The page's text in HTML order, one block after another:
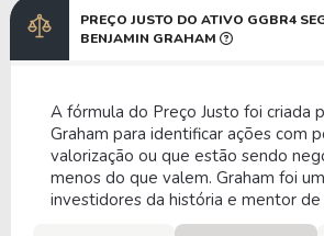
PREÇO JUSTO DO ATIVO GGBR4
BENJAMIN GRAHAM
A fórmula do Preço Justo foi criada
Graham para identificar ações com
valorização ou que estão sendo
menos do que valem. Graham foi
investidores da história e mentor